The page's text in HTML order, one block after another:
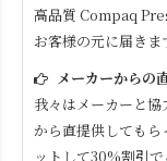
高品質 Compaq
お客様の元に届きま
メーカーからの
我々はメーカーと
から直提供しても
ットして30%割引